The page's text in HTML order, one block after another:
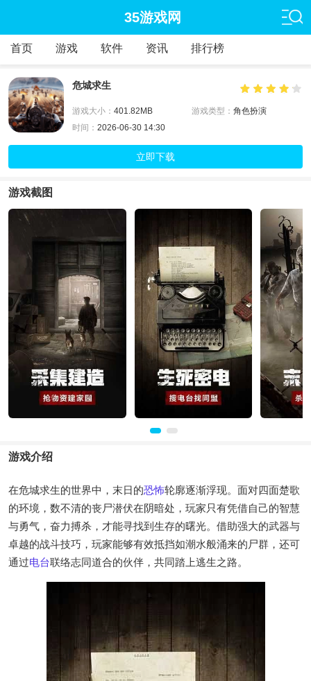
35游戏网
首页 游戏 软件 资讯 排行榜
危城求生
游戏大小： 401.82MB 游戏类型： 角色扮演
时间： 2026-06-30 14:30
立即下载
游戏截图
游戏介绍
在危城求生的世界中，末日的恐怖轮廓逐渐浮现。面对四面楚歌
的环境，数不清的丧尸潜伏在阴暗处，玩家只有凭借自己的智慧
与勇气，奋力搏杀，才能寻找到生存的曙光。借助强大的武器与
卓越的战斗技巧，玩家能够有效抵挡如潮水般涌来的尸群，还可
通过电台联络志同道合的伙伴，共同踏上逃生之路。